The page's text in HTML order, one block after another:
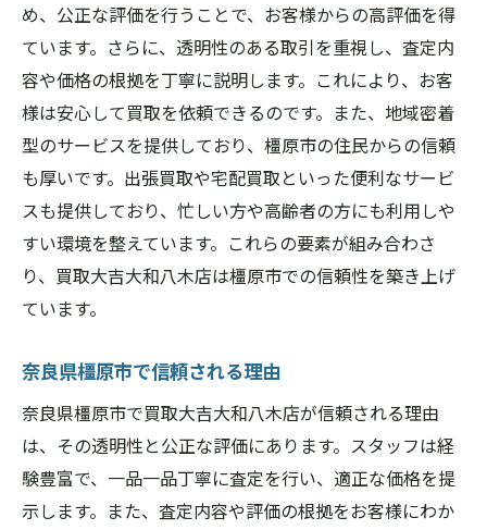
め、公正な評価を行うことで、お客様からの高評価を得
ています。さらに、透明性のある取引を重視し、査定内
容や価格の根拠を丁寧に説明します。これにより、お客
様は安心して買取を依頼できるのです。また、地域密着
型のサービスを提供しており、橿原市の住民からの信頼
も厚いです。出張買取や宅配買取といった便利なサービ
スも提供しており、忙しい方や高齢者の方にも利用しや
すい環境を整えています。これらの要素が組み合わさ
り、買取大吉大和八木店は橿原市での信頼性を築き上げ
ています。
奈良県橿原市で信頼される理由
奈良県橿原市で買取大吉大和八木店が信頼される理由
は、その透明性と公正な評価にあります。スタッフは経
験豊富で、一品一品丁寧に査定を行い、適正な価格を提
示します。また、査定内容や評価の根拠をお客様にわか